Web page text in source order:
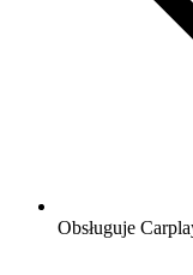
Obsługuje